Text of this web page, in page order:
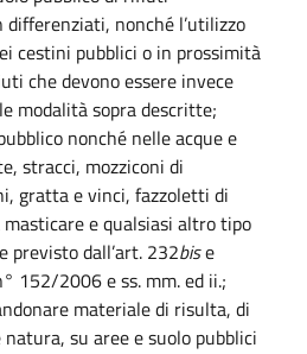
nonché l’utilizzo
cestini pubblici o in prossimità
che devono essere invece
modalità sopra descritte;
nonché nelle acque e
stracci, mozziconi di
gratta e vinci, fazzoletti di
e qualsiasi altro tipo
previsto dall’art. 232bise
152/2006 e ss. mm. ed ii.;
materiale di risulta, di
su aree e suolo pubblici